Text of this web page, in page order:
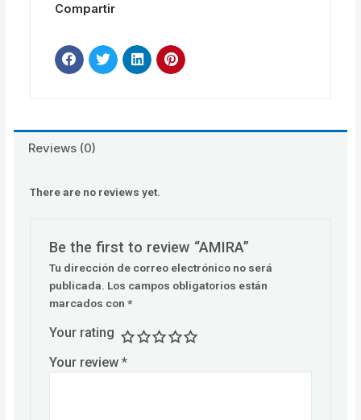
Compartir
Reviews (0)
There are no reviews yet.
Be the first to review “AMIRA”
Tu dirección de correo electrónico no será
publicada. Los campos obligatorios están
marcados con*
Your rating
Your review*